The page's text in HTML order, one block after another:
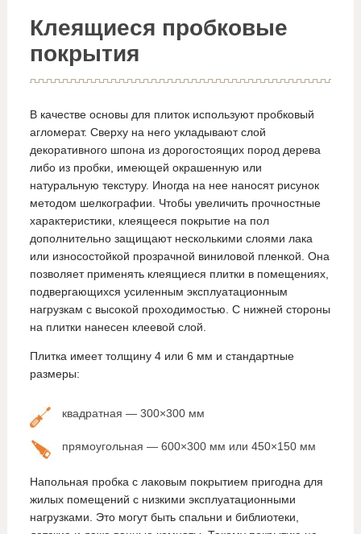
Клеящиеся пробковые
покрытия
В качестве основы для плиток используют пробковый
агломерат. Сверху на него укладывают слой
декоративного шпона из дорогостоящих пород дерева
либо из пробки, имеющей окрашенную или
натуральную текстуру. Иногда на нее наносят рисунок
методом шелкографии. Чтобы увеличить прочностные
характеристики, клеящееся покрытие на пол
дополнительно защищают несколькими слоями лака
или износостойкой прозрачной виниловой пленкой. Она
позволяет применять клеящиеся плитки в помещениях,
подвергающихся усиленным эксплуатационным
нагрузкам с высокой проходимостью. С нижней стороны
на плитки нанесен клеевой слой.
Плитка имеет толщину 4 или 6 мм и стандартные
размеры:
квадратная — 300×300 мм
прямоугольная — 600×300 мм или 450×150 мм
Напольная пробка с лаковым покрытием пригодна для
жилых помещений с низкими эксплуатационными
нагрузками. Это могут быть спальни и библиотеки,